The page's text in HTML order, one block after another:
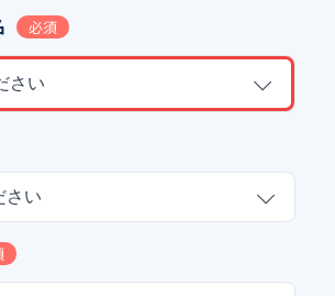
必須
さい
さい